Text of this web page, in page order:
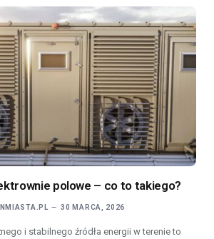
polowe – co to takiego?
30 MARCA, 2026
i stabilnego źródła energii w terenie to